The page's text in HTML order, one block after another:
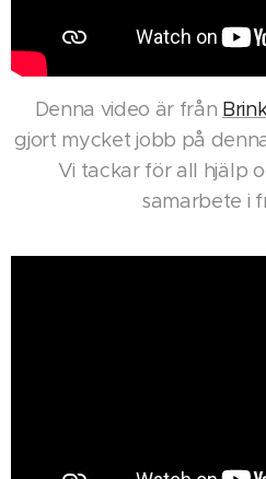
Denna video är från
gjort mycket jobb på
Vi tackar för all hjälp
samarbete i